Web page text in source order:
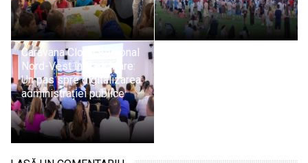
Caravana Cloud Regional
Nord-Vest în Baia Mare:
Un pas spre digitalizarea
administrației publice